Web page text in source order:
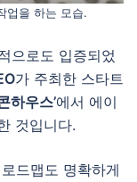
업을 하는 모습.
으로도 입증되었
가 주최한 스타트
하우스’에서 에이
것입니다.
드맵도 명확하게